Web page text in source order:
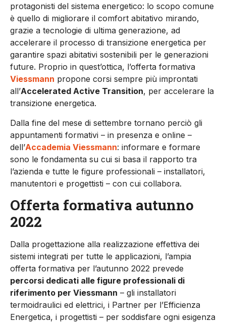
protagonisti del sistema energetico: lo scopo comune
è quello di migliorare il comfort abitativo mirando,
grazie a tecnologie di ultima generazione, ad
accelerare il processo di transizione energetica per
garantire spazi abitativi sostenibili per le generazioni
future. Proprio in quest’ottica, l’offerta formativa
Viessmann propone corsi sempre più improntati
all’Accelerated Active Transition, per accelerare la
transizione energetica.
Dalla fine del mese di settembre tornano perciò gli
appuntamenti formativi – in presenza e online –
dell’Accademia Viessmann: informare e formare
sono le fondamenta su cui si basa il rapporto tra
l’azienda e tutte le figure professionali – installatori,
manutentori e progettisti – con cui collabora.
Offerta formativa autunno
2022
Dalla progettazione alla realizzazione effettiva dei
sistemi integrati per tutte le applicazioni, l’ampia
offerta formativa per l’autunno 2022 prevede
percorsi dedicati alle figure professionali di
riferimento per Viessmann – gli installatori
termoidraulici ed elettrici, i Partner per l’Efficienza
Energetica, i progettisti – per soddisfare ogni esigenza